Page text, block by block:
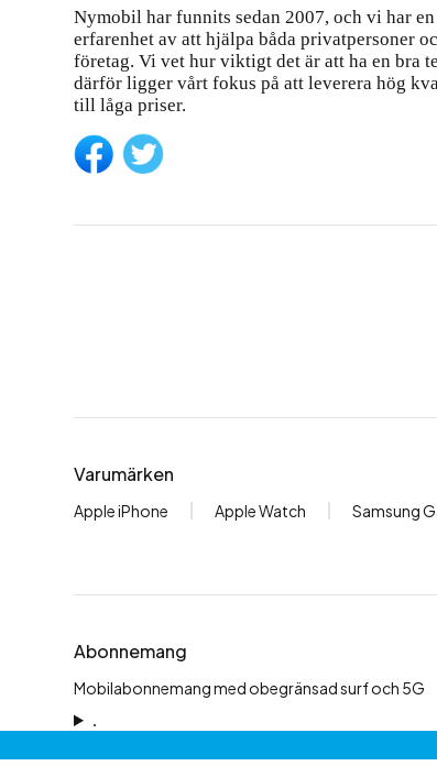
Nymobil har funnits sedan 2007, och vi har
erfarenhet av att hjälpa båda privatpersoner
företag. Vi vet hur viktigt det är att ha en bra
därför ligger vårt fokus på att leverera hög
till låga priser.
Varumärken
Apple iPhone Apple Watch Samsung
Abonnemang
Mobilabonnemang med obegränsad surf och 5G
.